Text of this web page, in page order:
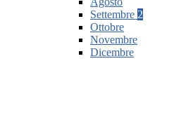
Settembre 2
Ottobre
Novembre
Dicembre